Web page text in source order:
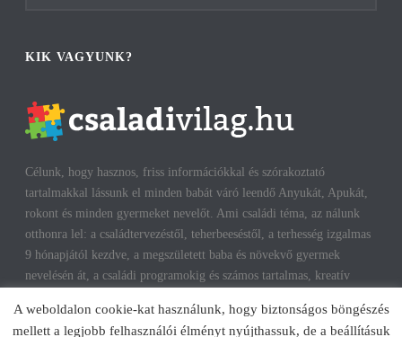
KIK VAGYUNK?
Célunk, hogy hasznos, friss információkkal és szórakoztató
tartalmakkal lássunk el minden babát váró leendő Anyukát, Apukát,
rokont és minden gyermeket nevelőt. Ami családi téma, az nálunk
otthonra lel: a családtervezéstől, teherbeeséstől, a terhesség izgalmas
9 hónapjától kezdve, a megszületett baba és növekvő gyermek
nevelésén át, a családi programokig és számos tartalmas, kreatív
gyermekkorhoz, gyerekeink testi és lelki egészségéhez az út többek
A weboldalon cookie-kat használunk, hogy biztonságos böngészés
mellett a legjobb felhasználói élményt nyújthassuk, de a beállításuk